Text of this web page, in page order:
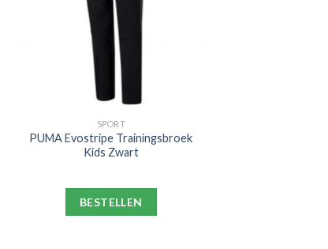
SPORT
PUMA Evostripe Trainingsbroek
Kids Zwart
BESTELLEN